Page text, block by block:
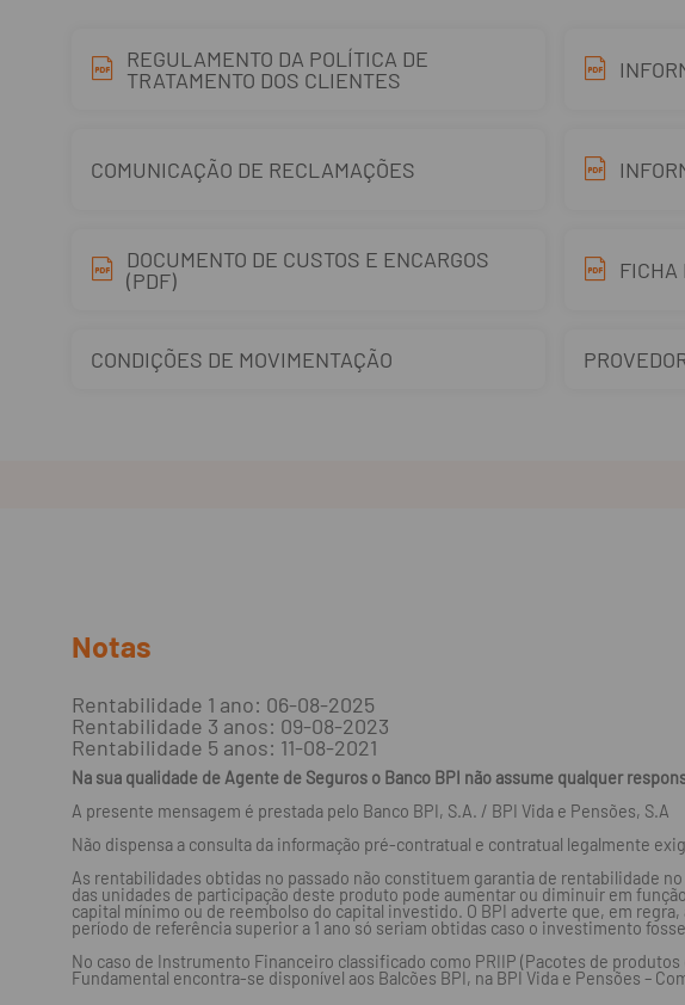
REGULAMENTO DA POLÍTICA DE
TRATAMENTO DOS CLIENTES
COMUNICAÇÃO DE RECLAMAÇÕES
DOCUMENTO DE CUSTOS E ENCARGOS
(PDF)
FICHA
CONDIÇÕES DE MOVIMENTAÇÃO
Notas
Rentabilidade 1 ano: 06-08-2025
Rentabilidade 3 anos: 09-08-2023
Rentabilidade 5 anos: 11-08-2021
Na sua qualidade de Agente de Seguros o Banco BPI não assume qualquer
A presente mensagem é prestada pelo Banco BPI, S.A. / BPI Vida e Pensões, S.A
Não dispensa a consulta da informação pré-contratual e contratual legalmente
As rentabilidades obtidas no passado não constituem garantia de rentabilidade
das unidades de participação deste produto pode aumentar ou diminuir em
capital mínimo ou de reembolso do capital investido. O BPI adverte que, em
período de referência superior a 1 ano só seriam obtidas caso o investimento
No caso de Instrumento Financeiro classificado como PRIIP (Pacotes de
Fundamental encontra-se disponível aos Balcões BPI, na BPI Vida e Pensões –